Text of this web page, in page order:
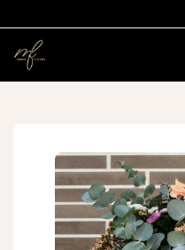
bouquets et compositions